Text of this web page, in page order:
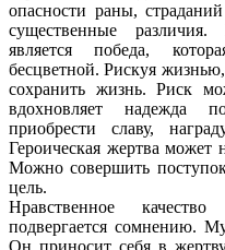
опасности раны,
существенные
является победа,
бесцветной. Рискуя
сохранить жизнь. Риск
вдохновляет надежда
приобрести славу,
Героическая жертва может
Можно совершить
цель.
Нравственное
подвергается сомнению.
Он приносит себя в